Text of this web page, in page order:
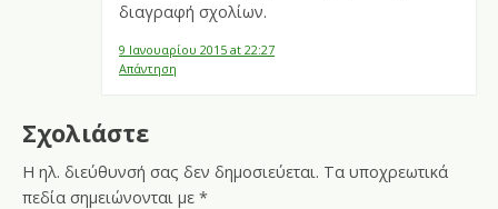
διαγραφή σχολίων.
9 Ιανουαρίου 2015 at 22:27
Απάντηση
Σχολιάστε
Η ηλ. διεύθυνσή σας δεν δημοσιεύεται. Τα υποχρεωτικά
πεδία σημειώνονται με *